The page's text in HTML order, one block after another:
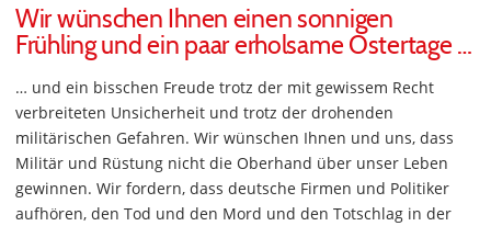
Wir wünschen Ihnen einen sonnigen
Frühling und ein paar erholsame Ostertage …
… und ein bisschen Freude trotz der mit gewissem Recht
verbreiteten Unsicherheit und trotz der drohenden
militärischen Gefahren. Wir wünschen Ihnen und uns, dass
Militär und Rüstung nicht die Oberhand über unser Leben
gewinnen. Wir fordern, dass deutsche Firmen und Politiker
aufhören, den Tod und den Mord und den Totschlag in der